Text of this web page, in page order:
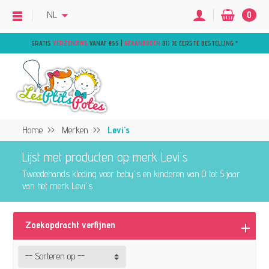
GRATIS VERZENDING VANAF €55 | GEAANBODEN BIJ JE EERSTE BESTELLING *
NL 0
Home Merken Levi's
Lijst met producten op merk Levi's
Tweedehands kleding voor baby's en kinderen van 0 tot 5 jaar
van het merk Levi's
Zoekopdracht verfijnen
-- Sorteren op --